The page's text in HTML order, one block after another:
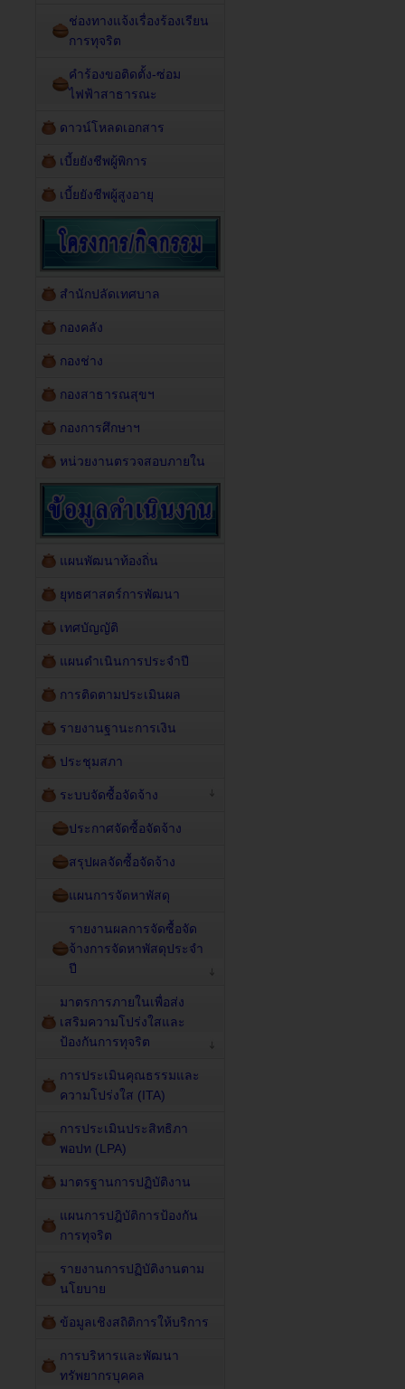
ช่องทางแจ้งเรื่องร้องเรียน
การทุจริต
คำร้องขอติดตั้ง-ซ่อม
ไฟฟ้าสาธารณะ
ดาวน์โหลดเอกสาร
เบี้ยยังชีพผู้พิการ
เบี้ยยังชีพผู้สูงอายุ
สำนักปลัดเทศบาล
กองคลัง
กองช่าง
กองสาธารณสุขฯ
กองการศึกษาฯ
หน่วยงานตรวจสอบภายใน
แผนพัฒนาท้องถิ่น
ยุทธศาสตร์การพัฒนา
เทศบัญญัติ
แผนดำเนินการประจำปี
การติดตามประเมินผล
รายงานฐานะการเงิน
ประชุมสภา
ระบบจัดซื้อจัดจ้าง
ประกาศจัดซื้อจัดจ้าง
สรุปผลจัดซื้อจัดจ้าง
แผนการจัดหาพัสดุ
รายงานผลการจัดซื้อจัด
จ้างการจัดหาพัสดุประจำ
ปี
มาตรการภายในเพื่อส่ง
เสริมความโปร่งใสและ
ป้องกันการทุจริต
การประเมินคุณธรรมและ
ความโปร่งใส (ITA)
การประเมินประสิทธิภา
พอปท (LPA)
มาตรฐานการปฏิบัติงาน
แผนการปฎิบัติการป้องกัน
การทุจริต
รายงานการปฏิบัติงานตาม
นโยบาย
ข้อมูลเชิงสถิติการให้บริการ
การบริหารและพัฒนา
ทรัพยากรบุคคล